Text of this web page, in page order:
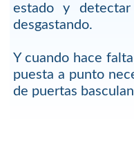
estado y
desgastando.
Y cuando hace
puesta a punto
de puertas